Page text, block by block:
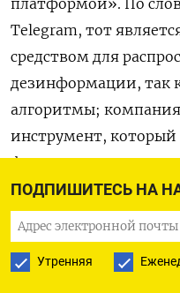
ПОДПИШИТЕСЬ НА
Утренняя
платформой». По
Telegram, тот
средством для
дезинформации, так
алгоритмы;
инструмент,
фактчекинговым
к соответствующим
информацию.
Дополнительное